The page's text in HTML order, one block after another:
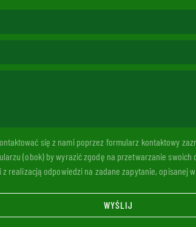
się z nami poprzez formularz kontaktowy
(obok) by wyrazić zgodę na przetwarzanie swoich
realizacją odpowiedzi na zadane zapytanie, opisanej
WYŚLIJ